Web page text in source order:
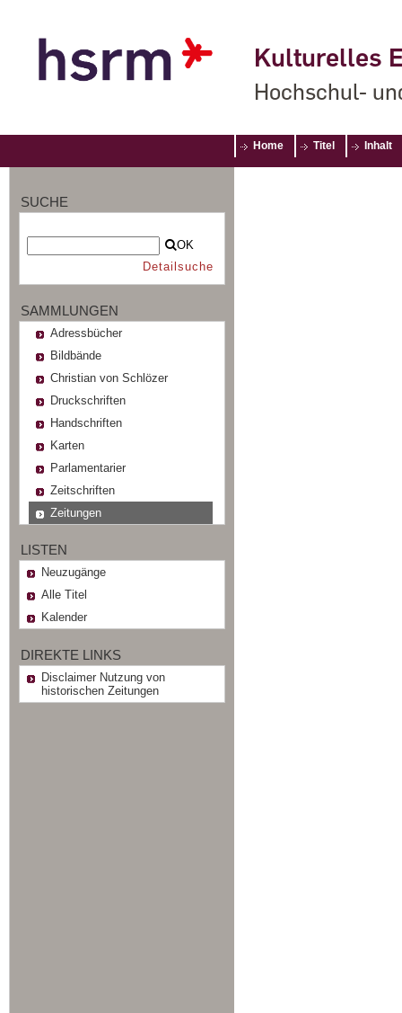
Kulturelles
Hochschul-
Home Titel Inhalt
SUCHE
OK
Detailsuche
SAMMLUNGEN
Adressbücher
Bildbände
Christian von Schlözer
Druckschriften
Handschriften
Karten
Parlamentarier
Zeitschriften
Zeitungen
LISTEN
Neuzugänge
Alle Titel
Kalender
DIREKTE LINKS
Disclaimer Nutzung von
historischen Zeitungen